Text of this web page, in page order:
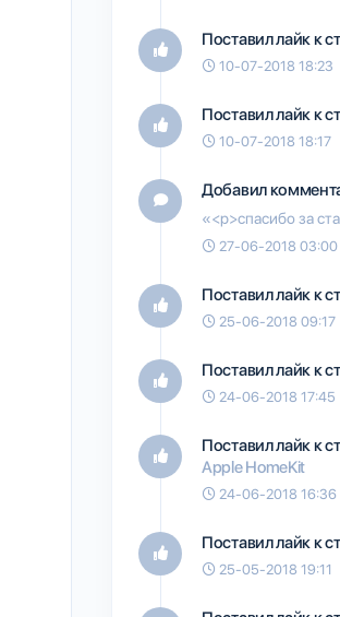
Поставил лайк к
10-07-2018 18:23
Поставил лайк к
10-07-2018 18:17
Добавил
«<p>спасибо за
27-06-2018 03:00
Поставил лайк к
25-06-2018 09:17
Поставил лайк к
24-06-2018 17:45
Поставил лайк к
Apple HomeKit
24-06-2018 16:36
Поставил лайк к
25-05-2018 19:11